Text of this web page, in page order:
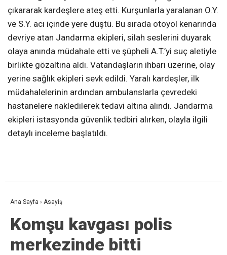
çıkararak kardeşlere ateş etti. Kurşunlarla yaralanan O.Y.
ve S.Y. acı içinde yere düştü. Bu sırada otoyol kenarında
devriye atan Jandarma ekipleri, silah seslerini duyarak
olaya anında müdahale etti ve şüpheli A.T.’yi suç aletiyle
birlikte gözaltına aldı. Vatandaşların ihbarı üzerine, olay
yerine sağlık ekipleri sevk edildi. Yaralı kardeşler, ilk
müdahalelerinin ardından ambulanslarla çevredeki
hastanelere nakledilerek tedavi altına alındı. Jandarma
ekipleri istasyonda güvenlik tedbiri alırken, olayla ilgili
detaylı inceleme başlatıldı.
Ana Sayfa › Asayiş
Komşu kavgası polis
merkezinde bitti